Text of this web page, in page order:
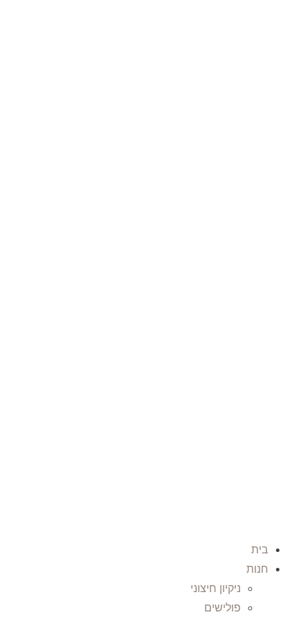
בית
חנות
ניקיון חיצוני
פולישים